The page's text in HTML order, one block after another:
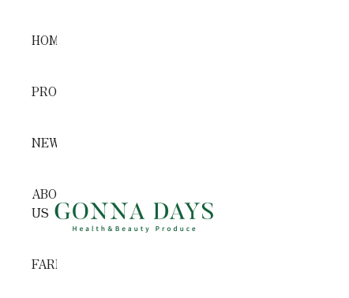
GONNA DAYS ONLINE STORE
HOME
PRODUCTS
NEWS
ABOUT
US
FARM